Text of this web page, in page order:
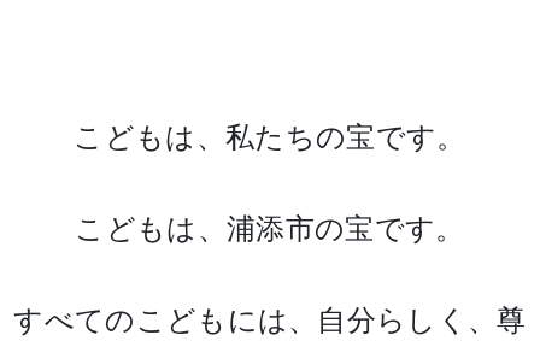
こどもは、私たちの宝です。
こどもは、浦添市の宝です。
すべてのこどもには、自分らしく、尊